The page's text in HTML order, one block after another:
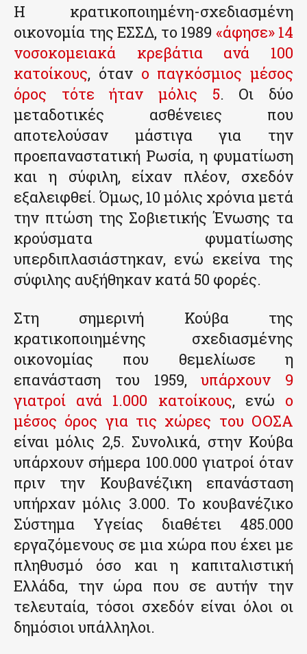
H κρατικοποιημένη-σχεδιασμένη
οικονομία της ΕΣΣΔ, το 1989 «άφησε» 14
νοσοκομειακά κρεβάτια ανά 100
κατοίκους, όταν ο παγκόσμιος μέσος
όρος τότε ήταν μόλις 5. Οι δύο
μεταδοτικές ασθένειες που
αποτελούσαν μάστιγα για την
προεπαναστατική Ρωσία, η φυματίωση
και η σύφιλη, είχαν πλέον, σχεδόν
εξαλειφθεί. Όμως, 10 μόλις χρόνια μετά
την πτώση της Σοβιετικής Ένωσης τα
κρούσματα φυματίωσης
υπερδιπλασιάστηκαν, ενώ εκείνα της
σύφιλης αυξήθηκαν κατά 50 φορές.
Στη σημερινή Κούβα της
κρατικοποιημένης σχεδιασμένης
οικονομίας που θεμελίωσε η
επανάσταση του 1959,υπάρχουν 9
γιατροί ανά 1.000 κατοίκους, ενώ ο
μέσος όρος για τις χώρες του ΟΟΣΑ
είναι μόλις 2,5. Συνολικά, στην Κούβα
υπάρχουν σήμερα 100.000 γιατροί όταν
πριν την Κουβανέζικη επανάσταση
υπήρχαν μόλις 3.000. Το κουβανέζικο
Σύστημα Υγείας διαθέτει 485.000
εργαζόμενους σε μια χώρα που έχει με
πληθυσμό όσο και η καπιταλιστική
Ελλάδα, την ώρα που σε αυτήν την
τελευταία, τόσοι σχεδόν είναι όλοι οι
δημόσιοι υπάλληλοι.